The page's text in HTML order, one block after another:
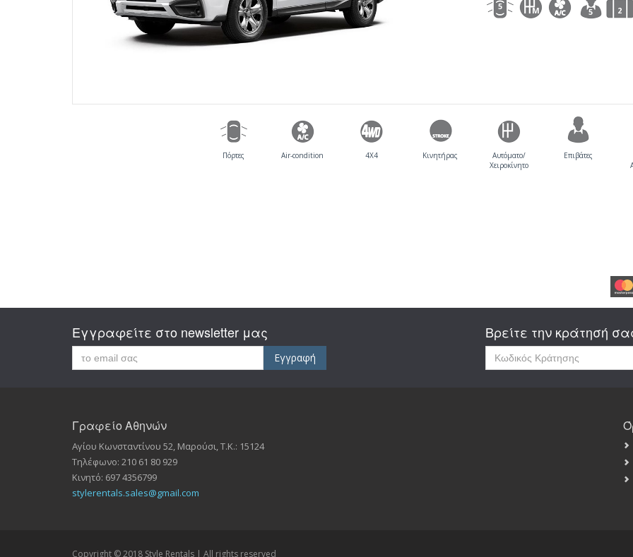
5 M 5 2
Πόρτες Air-condition 4X4 Κινητήρας
Αυτόματο/
Χειροκίνητο
Επιβάτες
Εγγραφείτε στο newsletter μας
Εγγραφή
Βρείτε την κράτησή
Γραφείο Αθηνών
Αγίου Κωνσταντίνου 52, Μαρούσι, Τ.Κ.: 15124
Τηλέφωνο: 210 61 80 929
Κινητό: 697 4356799
stylerentals.sales@gmail.com
Copyright © 2018 Style Rentals | All rights reserved